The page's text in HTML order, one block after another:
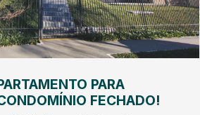
PARA
FECHADO!